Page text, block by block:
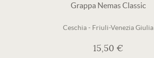
Grappa Nemas Classic
Ceschia- Friuli-Venezia Giulia
15,50 €